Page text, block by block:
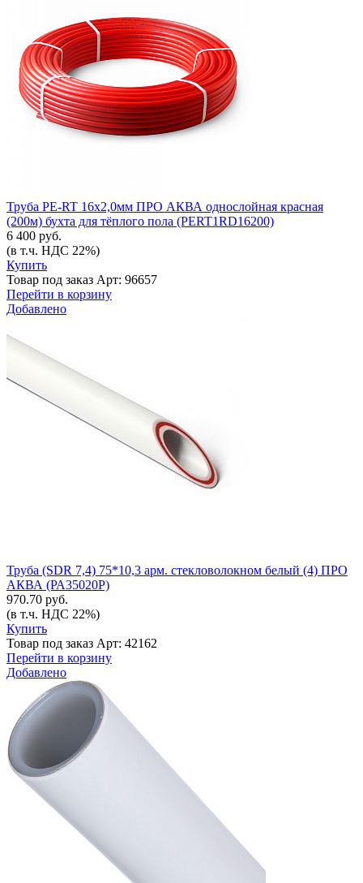
Труба PE-RT 16x2,0мм ПРО АКВА однослойная красная
(200м) бухта для тёплого пола (PERT1RD16200)
6 400 руб.
(в т.ч. НДС 22%)
Купить
Товар под заказ Арт: 96657
Перейти в корзину
Добавлено
Труба (SDR 7,4) 75*10,3 арм. стекловолокном белый (4) ПРО
АКВА (РА35020Р)
970.70 руб.
(в т.ч. НДС 22%)
Купить
Товар под заказ Арт: 42162
Перейти в корзину
Добавлено